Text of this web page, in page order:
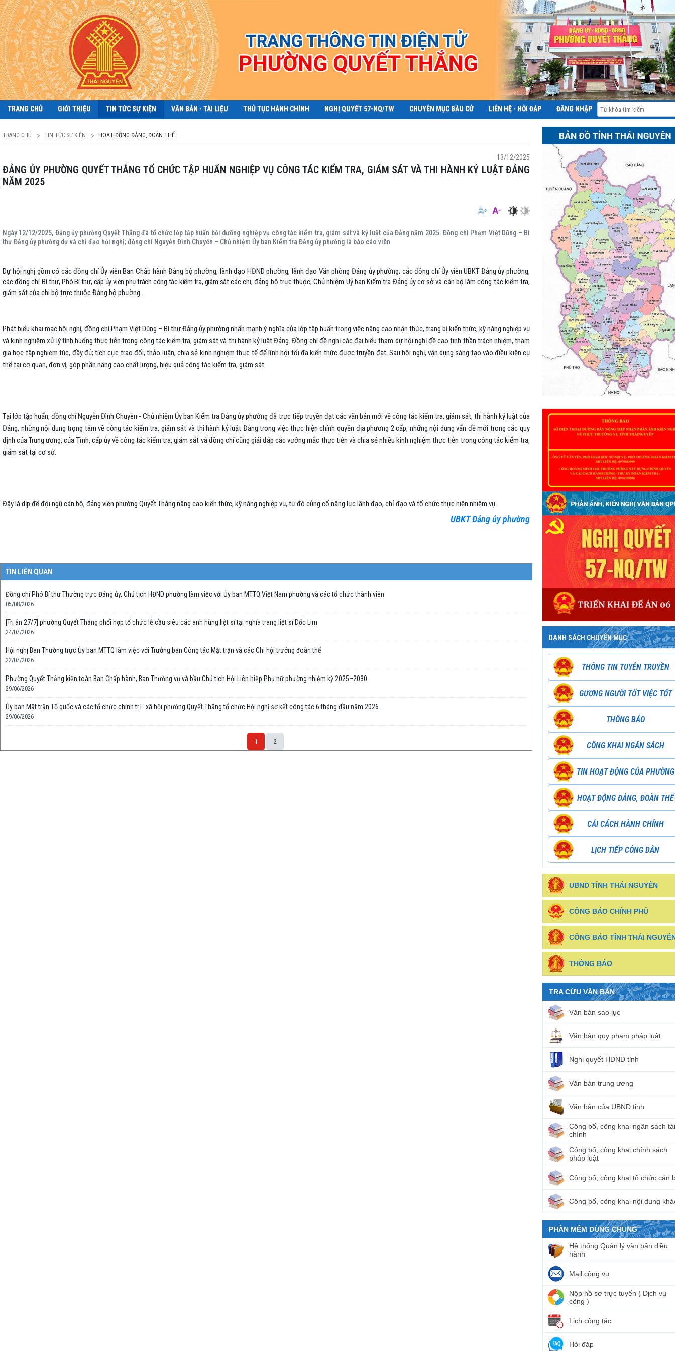
TRANG CHỦ GIỚI THIỆU TIN TỨC SỰ KIỆN VĂN BẢN - TÀI LIỆU THỦ TỤC HÀNH CHÍNH NGHỊ QUYẾT 57-NQ/TW CHUYÊN MỤC BẦU CỬ LIÊN HỆ - HỎI ĐÁP ĐĂNG NHẬP ĐỀ ÁN 06
TRANG CHỦ TIN TỨC SỰ KIỆN HOẠT ĐỘNG ĐẢNG, ĐOÀN THỂ
13/12/2025
ĐẢNG ỦY PHƯỜNG QUYẾT THẮNG TỔ CHỨC TẬP HUẤN NGHIỆP VỤ CÔNG TÁC KIỂM TRA, GIÁM SÁT VÀ THI HÀNH KỶ LUẬT ĐẢNG
NĂM 2025
Ngày 12/12/2025, Đảng ủy phường Quyết Thắng đã tổ chức lớp tập huấn bồi dưỡng nghiệp vụ công tác kiểm tra, giám sát và kỷ luật của Đảng năm 2025. Đồng chí Phạm Việt Dũng – Bí
thư Đảng ủy phường dự và chỉ đạo hội nghị; đồng chí Nguyễn Đình Chuyên – Chủ nhiệm Ủy ban Kiểm tra Đảng ủy phường là báo cáo viên
Dự hội nghị gồm có các đồng chí Ủy viên Ban Chấp hành Đảng bộ phường, lãnh đạo HĐND phường, lãnh đạo Văn phòng Đảng ủy phường; các đồng chí Ủy viên UBKT Đảng ủy phường,
các đồng chí Bí thư,Phó Bí thư, cấp ủy viên phụ trách công tác kiểm tra, giám sátcác chi, đảng bộ trực thuộc; Chủ nhiệm Uỷ ban Kiểm tra Đảng ủy cơ sở và cán bộ làm công tác kiểm tra,
giám sát của chi bộ trực thuộc Đảng bộ phường.
Phát biểu khai mạc hội nghị, đồng chí Phạm Việt Dũng – Bí thư Đảng ủy phường nhấn mạnh ý nghĩa của lớp tập huấn trong việc nâng cao nhận thức, trang bị kiến thức, kỹ năng nghiệp vụ
và kinh nghiệm xử lý tình huống thực tiễn trong công tác kiểm tra, giám sát và thi hành kỷ luật Đảng. Đồng chí đề nghị các đại biểu tham dự hội nghịđề cao tinh thần trách nhiệm, tham
gia học tập nghiêm túc, đầy đủ; tích cực trao đổi, thảo luận, chia sẻ kinh nghiệm thực tế để lĩnh hội tối đa kiến thức được truyền đạt. Sau hội nghị, vận dụng sáng tạo vào điều kiện cụ
thể tại cơ quan, đơn vị, góp phần nâng cao chất lượng, hiệu quả công tác kiểm tra, giám sát.
Tại lớp tập huấn, đồng chí Nguyễn Đình Chuyên - Chủ nhiệm Ủy ban Kiểm tra Đảng ủy phường đã trực tiếp truyền đạt các văn bản mới về công tác kiểm tra, giám sát, thi hành kỷ luật của
Đảng, những nội dung trọng tâm về công tác kiểm tra, giám sát và thi hành kỷ luật Đảng trong việc thực hiện chính quyền địa phương 2 cấp, những nội dung vấn đề mới trong các quy
định của Trung ương, của Tỉnh, cấp ủy về công tác kiểm tra, giám sát và đồng chí cũng giải đáp các vướng mắc thực tiễn và chia sẻ nhiều kinh nghiệm thực tiễn trong công tác kiểm tra,
giám sát tại cơ sở.
Đây là dịp để đội ngũ cán bộ, đảng viên phường Quyết Thắng nâng cao kiến thức, kỹ năng nghiệp vụ, từ đó củng cố năng lực lãnh đạo, chỉ đạo và tổ chức thực hiện nhiệm vụ.
UBKT Đảng ủy phường
TIN LIÊN QUAN
Đồng chí Phó Bí thư Thường trực Đảng ủy, Chủ tịch HĐND phường làm việc với Ủy ban MTTQ Việt Nam phường và các tổ chức thành viên
05/08/2026
[Tri ân 27/7] phường Quyết Thắng phối hợp tổ chức lễ cầu siêu các anh hùng liệt sĩ tại nghĩa trang liệt sĩ Dốc Lim
24/07/2026
Hội nghị Ban Thường trực Ủy ban MTTQ làm việc với Trưởng ban Công tác Mặt trận và các Chi hội trưởng đoàn thể
22/07/2026
Phường Quyết Thắng kiện toàn Ban Chấp hành, Ban Thường vụ và bầu Chủ tịch Hội Liên hiệp Phụ nữ phường nhiệm kỳ 2025–2030
29/06/2026
Ủy ban Mặt trận Tổ quốc và các tổ chức chính trị - xã hội phường Quyết Thắng tổ chức Hội nghị sơ kết công tác 6 tháng đầu năm 2026
29/06/2026
1 2
DANH SÁCH CHUYÊN MỤC
THÔNG TIN TUYÊN TRUYỀN
GƯƠNG NGƯỜI TỐT VIỆC TỐT
THÔNG BÁO
CÔNG KHAI NGÂN SÁCH
TIN HOẠT ĐỘNG CỦA PHƯỜNG
HOẠT ĐỘNG ĐẢNG, ĐOÀN THỂ
CẢI CÁCH HÀNH CHÍNH
LỊCH TIẾP CÔNG DÂN
UBND TỈNH THÁI NGUYÊN
CÔNG BÁO CHÍNH PHỦ
CÔNG BÁO TỈNH THÁI
THÔNG BÁO
TRA CỨU VĂN BẢN
Văn bản sao lục
Văn bản quy phạm pháp luật
Nghị quyết HĐND tỉnh
Văn bản trung ương
Văn bản của UBND tỉnh
Công bố, công khai ngân sách tài
chính
Công bố, công khai chính sách
pháp luật
Công bố, công khai tổ chức cán
Công bố, công khai nội dung
PHẦN MỀM DÙNG CHUNG
Hệ thống Quản lý văn bản điều
hành
Mail công vụ
Nộp hồ sơ trực tuyến ( Dịch vụ
công )
Lịch công tác
Hỏi đáp